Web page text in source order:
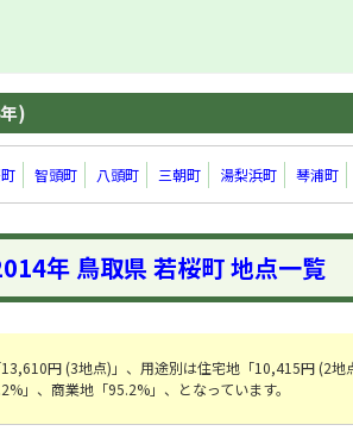
)
智頭町 八頭町 三朝町 湯梨浜町 琴浦町
年 鳥取県 若桜町 地点一覧
円 (3地点)」、用途別は住宅地「10,415円 (2地
」、商業地「95.2%」、となっています。